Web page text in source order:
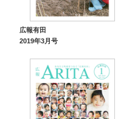
広報有田
2019年3月号